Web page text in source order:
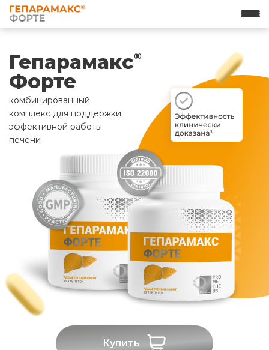
Гепарамакс®
Форте
комбинированный
комплекс для поддержки
эффективной работы
печени
Купить